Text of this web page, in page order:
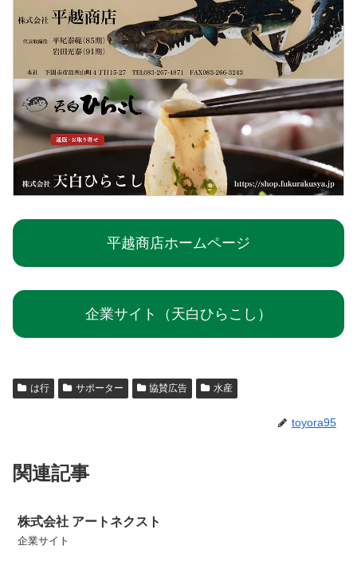
平越商店ホームページ
企業サイト（天白ひらこし）
は行 サポーター 協賛広告 水産
toyora95
関連記事
株式会社 アートネクスト
企業サイト